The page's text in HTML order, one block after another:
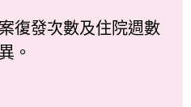
復發次數及住院週數
。